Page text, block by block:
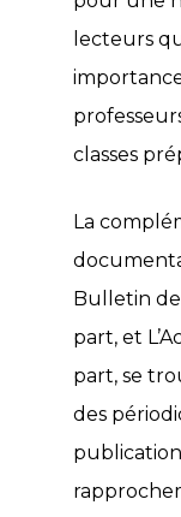
lecteurs
classes
La
Bulletin de
part, et
part, se
des